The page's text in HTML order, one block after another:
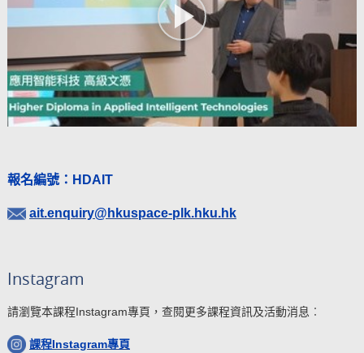
報名編號：HDAIT
ait.enquiry@hkuspace-plk.hku.hk
Instagram
請瀏覽本課程Instagram專頁，查閱更多課程資訊及活動消息︰
課程Instagram專頁